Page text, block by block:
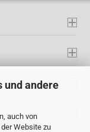
und andere
auch von
Website zu